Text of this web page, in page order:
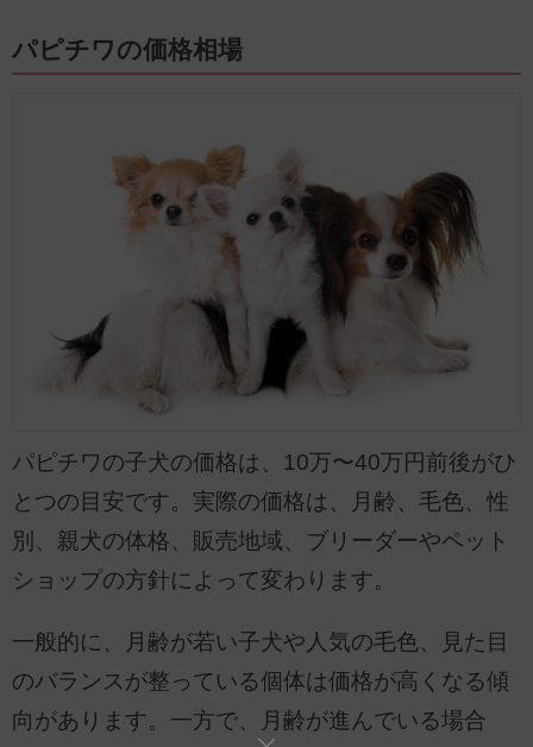
パピチワの価格相場
パピチワの子犬の価格は、10万〜40万円前後がひ
とつの目安です。実際の価格は、月齢、毛色、性
別、親犬の体格、販売地域、ブリーダーやペット
ショップの方針によって変わります。
一般的に、月齢が若い子犬や人気の毛色、見た目
のバランスが整っている個体は価格が高くなる傾
向があります。一方で、月齢が進んでいる場合